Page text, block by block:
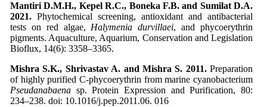
Mantiri D.M.H., Kepel R.C., Boneka F.B. and Sumilat D.A.
2021. Phytochemical screening, antioxidant and antibacterial
tests on red algae, Halymenia durvillaei, and phycoerythrin
pigments. Aquaculture, Aquarium, Conservation and Legislation
Bioflux, 14(6): 3358–3365.
Mishra S.K., Shrivastav A. and Mishra S. 2011. Preparation
of highly purified C-phycoerythrin from marine cyanobacterium
Pseudanabaena sp. Protein Expression and Purification, 80:
234–238. doi: 10.1016/j.pep.2011.06. 016